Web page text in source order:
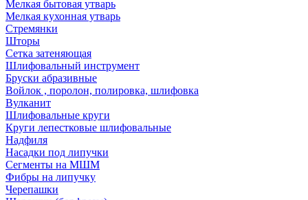
Мелкая бытовая утварь
Мелкая кухонная утварь
Стремянки
Шторы
Сетка затеняющая
Шлифовальный инструмент
Бруски абразивные
Войлок , поролон, полировка, шлифовка
Вулканит
Шлифовальные круги
Круги лепестковые шлифовальные
Надфиля
Насадки под липучки
Сегменты на МШМ
Фибры на липучку
Черепашки